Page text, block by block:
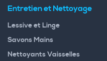
Entretien et Nettoyage
Lessive et Linge
Savons Mains
Nettoyants Vaisselles